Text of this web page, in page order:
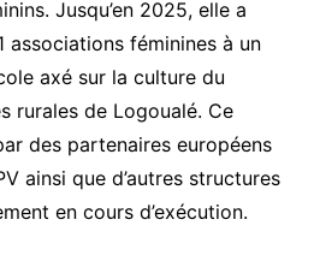
Jusqu’en 2025, elle a
associations féminines à un
axé sur la culture du
rurales de Logoualé. Ce
des partenaires européens
ainsi que d’autres structures
en cours d’exécution.